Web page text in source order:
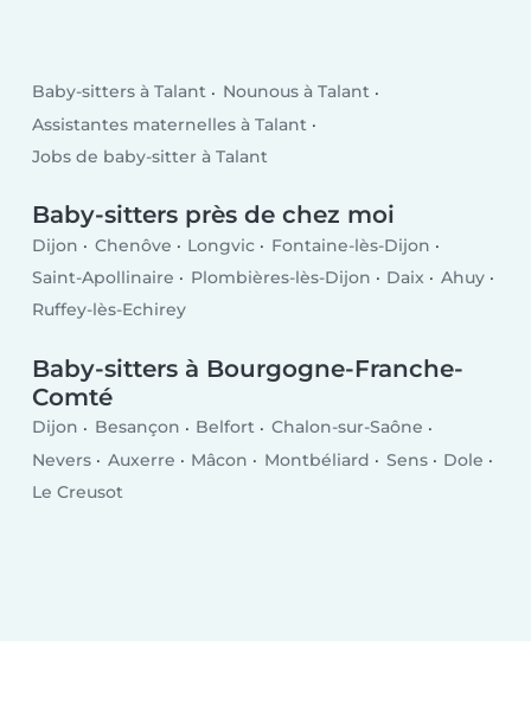
Baby-sitters à Talant
Nounous à Talant
Assistantes maternelles à Talant
Jobs de baby-sitter à Talant
Baby-sitters près de chez moi
Dijon Chenôve Longvic
Fontaine-lès-Dijon
Saint-Apollinaire
Plombières-lès-Dijon Daix
Ahuy
Ruffey-lès-Echirey
Baby-sitters à Bourgogne-Franche-
Comté
Dijon Besançon Belfort
Chalon-sur-Saône
Nevers
Auxerre Mâcon Montbéliard Sens
Dole
Le Creusot